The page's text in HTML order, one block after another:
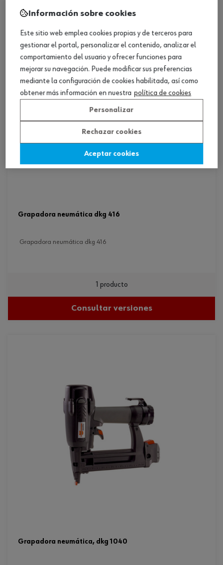
grapadora neumática dkg 416
grapadora neumática dkg 416
1 producto
Consultar versiones
grapadora neumática, dkg 1040
Información sobre cookies
Este sitio web emplea cookies propias y de terceros para
gestionar el portal, personalizar el contenido, analizar el
comportamiento del usuario y ofrecer funciones para
mejorar su navegación. Puede modificar sus preferencias
mediante la configuración de cookies habilitada, así como
obtener más información en nuestra política de cookies
Personalizar
Rechazar cookies
Aceptar cookies